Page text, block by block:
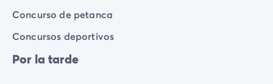
Concurso de petanca
Concursos deportivos
Por la tarde